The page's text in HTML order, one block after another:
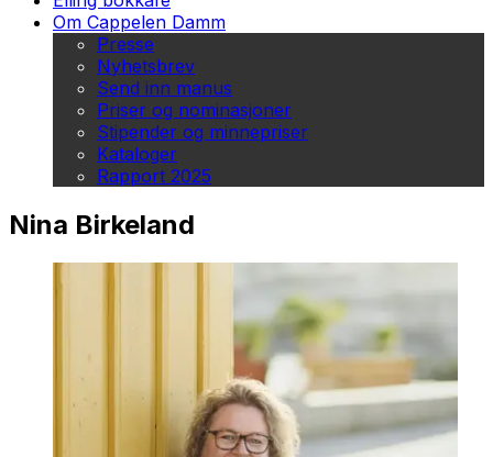
Om Cappelen Damm
Presse
Nyhetsbrev
Send inn manus
Priser og nominasjoner
Stipender og minnepriser
Kataloger
Rapport 2025
Nina Birkeland